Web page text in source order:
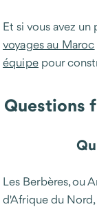
Et si vous avez
voyages au Maroc
équipepour
Questions
Les Berbères, ou
d'Afrique du Nord,